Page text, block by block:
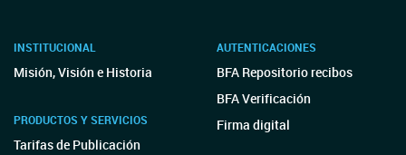
INSTITUCIONAL
Misión, Visión e Historia
PRODUCTOS Y SERVICIOS
Tarifas de Publicación
AUTENTICACIONES
BFA Repositorio recibos
BFA Verificación
Firma digital